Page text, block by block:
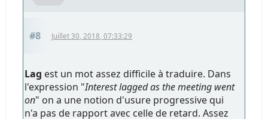
#8 Juillet 30, 2018, 07:33:29
Lag est un mot assez difficile à traduire. Dans
l'expression "Interest lagged as the meeting went
on" on a une notion d'usure progressive qui
n'a pas de rapport avec celle de retard. Assez